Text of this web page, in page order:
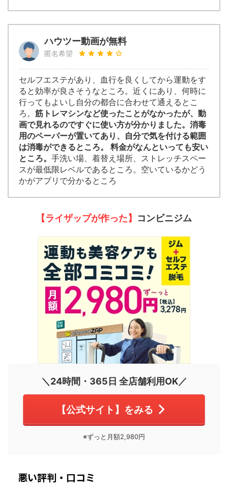
ハウツー動画が無料
匿名希望
セルフエステがあり、血行を良くしてから運動をす
ると効率が良さそうなところ。近くにあり、何時に
行ってもよいし自分の都合に合わせて通えるとこ
ろ。 筋トレマシンなど使ったことがなかったが、動
画で見れるのですぐに使い方が分かりました。消毒
用のペーパーが置いてあり、自分で気を付ける範囲
は消毒ができるところ。 料金がなんといっても安い
ところ。 手洗い場、着替え場所、ストレッチスペー
スが最低限レベルであるところ。空いているかどう
かがアプリで分かるところ
【ライザップが作った】 コンビニジム
＼24時間・365日 全店舗利用OK／
【公式サイト】をみる
※ずっと月額2,980円
悪い評判・口コミ